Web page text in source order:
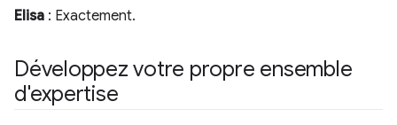
Elisa : Exactement.
Développez votre propre ensemble
d'expertise